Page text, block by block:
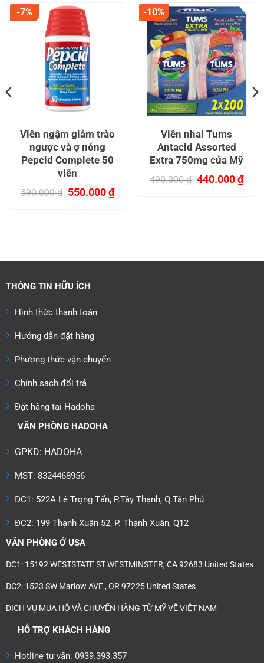
-7%
Viên ngậm giảm trào
ngược và ợ nóng
Pepcid Complete 50
viên
590.000₫ Giá
550.000₫Giá
hiện
-10%
Viên nhai Tums
Antacid Assorted
Extra 750mg của Mỹ
490.000₫ Giá
440.000₫Giá
hiện
THÔNG TIN HỮU ÍCH
Hình thức thanh toán
Hướng dẫn đặt hàng
Phương thức vận chuyển
Chính sách đổi trả
Đặt hàng tại Hadoha
VĂN PHÒNG HADOHA
GPKD: HADOHA
MST: 8324468956
ĐC1: 522A Lê Trọng Tấn, P.Tây Thạnh, Q.Tân Phú
ĐC2: 199 Thạnh Xuân 52, P. Thạnh Xuân, Q12
VĂN PHÒNG Ở USA
ĐC1: 15192 WESTSTATE ST WESTMINSTER, CA 92683 United States
ĐC2: 1523 SW Marlow AVE , OR 97225 United States
DỊCH VỤ MUA HỘ VÀ CHUYỂN HÀNG TỪ MỸ VỀ VIỆT NAM
HỖ TRỢ KHÁCH HÀNG
Hotline tư vấn: 0939.393.357